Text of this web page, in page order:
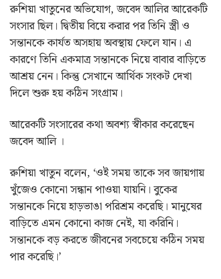
রুশিয়া খাতুনের অভিযোগ, জবেদ আলির আরেকটি
সংসার ছিল। দ্বিতীয় বিয়ে করার পর তিনি স্ত্রী ও
সন্তানকে কার্যত অসহায় অবস্থায় ফেলে যান। এ
কারণে তিনি একমাত্র সন্তানকে নিয়ে বাবার বাড়িতে
আশ্রয় নেন। কিন্তু সেখানে আর্থিক সংকট দেখা
দিলে শুরু হয় কঠিন সংগ্রাম।
আরেকটি সংসারের কথা অবশ্য স্বীকার করেছেন
জবেদ আলি ।
রুশিয়া খাতুন বলেন, ‘ওই সময় তাকে সব জায়গায়
খুঁজেও কোনো সন্ধান পাওয়া যায়নি। বুকের
সন্তানকে নিয়ে হাড়ভাঙা পরিশ্রম করেছি। মানুষের
বাড়িতে এমন কোনো কাজ নেই, যা করিনি।
সন্তানকে বড় করতে জীবনের সবচেয়ে কঠিন সময়
পার করেছি।’